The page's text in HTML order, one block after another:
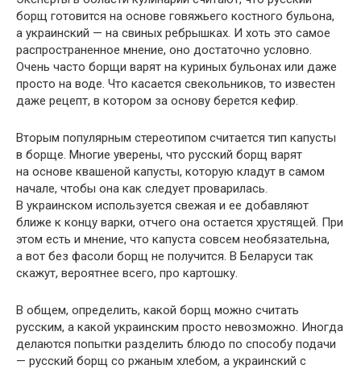
борщ готовится на основе говяжьего костного бульона,
а украинский — на свиных ребрышках. И хоть это самое
распространенное мнение, оно достаточно условно.
Очень часто борщи варят на куриных бульонах или даже
просто на воде. Что касается свекольников, то известен
даже рецепт, в котором за основу берется кефир.
Вторым популярным стереотипом считается тип капусты
в борще. Многие уверены, что русский борщ варят
на основе квашеной капусты, которую кладут в самом
начале, чтобы она как следует проварилась.
В украинском используется свежая и ее добавляют
ближе к концу варки, отчего она остается хрустящей. При
этом есть и мнение, что капуста совсем необязательна,
а вот без фасоли борщ не получится. В Беларуси так
скажут, вероятнее всего, про картошку.
В общем, определить, какой борщ можно считать
русским, а какой украинским просто невозможно. Иногда
делаются попытки разделить блюдо по способу подачи
— русский борщ со ржаным хлебом, а украинский с